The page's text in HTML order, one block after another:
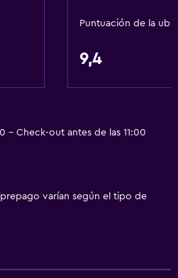
Puntuación de la
9,4
- Check-out antes de las 11:00
varían según el tipo de